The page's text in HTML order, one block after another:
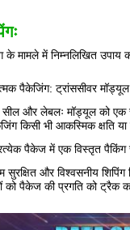
मामले में निम्नलिखित उपाय
पैकेजिंग: ट्रांससीवर
और लेबलः मॉड्यूल को एक
किसी भी आकस्मिक क्षति
पैकेज में एक विस्तृत
सुरक्षित और विश्वसनीय
को पैकेज की प्रगति को